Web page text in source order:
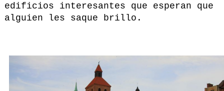
edificios interesantes que esperan que
alguien les saque brillo.